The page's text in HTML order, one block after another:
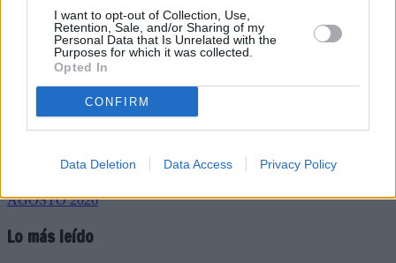
I want to opt-out of Collection, Use,
Retention, Sale, and/or Sharing of my
Personal Data that Is Unrelated with the
Purposes for which it was collected.
Opted In
CONFIRM
Data Deletion Data Access Privacy Policy
JComments
PUBLICIDAD
Lo más leído